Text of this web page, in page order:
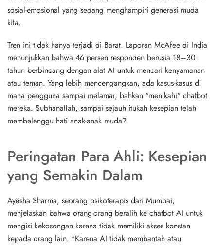
sosial-emosional yang sedang menghampiri generasi muda
kita.
Tren ini tidak hanya terjadi di Barat. Laporan McAfee di India
menunjukkan bahwa 46 persen responden berusia 18–30
tahun berbincang dengan alat AI untuk mencari kenyamanan
atau teman. Yang lebih mencengangkan, ada kasus-kasus di
mana pengguna sampai melamar, bahkan "menikahi" chatbot
mereka. Subhanallah, sampai sejauh itukah kesepian telah
membelenggu hati anak-anak muda?
Peringatan Para Ahli: Kesepian
yang Semakin Dalam
Ayesha Sharma, seorang psikoterapis dari Mumbai,
menjelaskan bahwa orang-orang beralih ke chatbot AI untuk
mengisi kekosongan karena tidak memiliki akses konstan
kepada orang lain. "Karena AI tidak membantah atau